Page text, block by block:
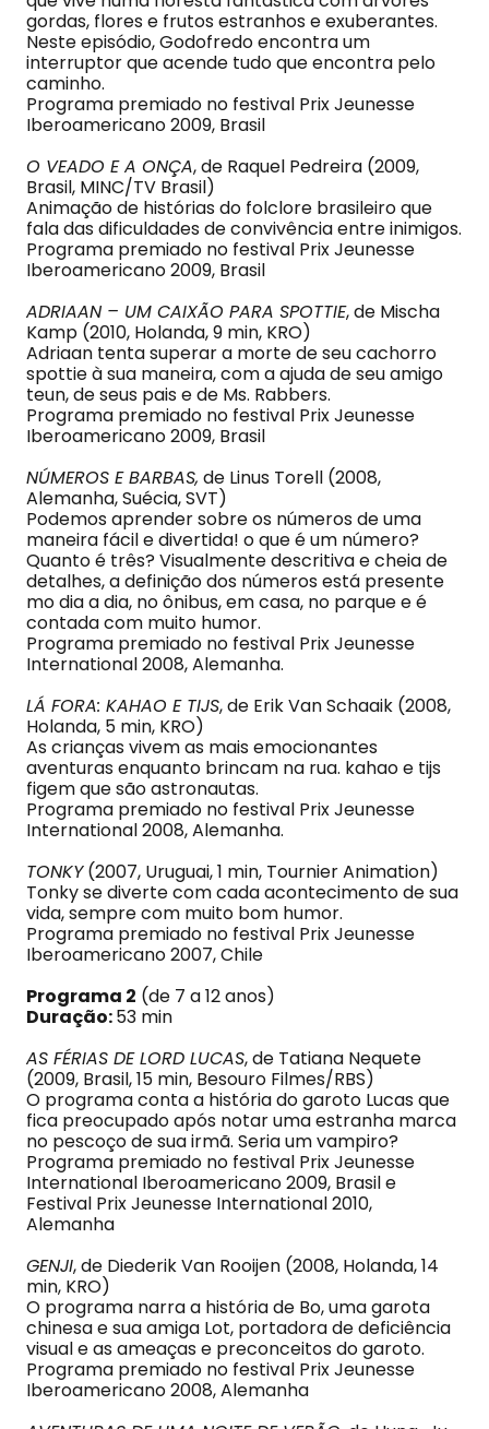
gordas, flores e frutos estranhos e exuberantes.
Neste episódio, Godofredo encontra um
interruptor que acende tudo que encontra pelo
caminho.
Programa premiado no festival Prix Jeunesse
Iberoamericano 2009, Brasil
O VEADO E A ONÇA, de Raquel Pedreira (2009,
Brasil, MINC/TV Brasil)
Animação de histórias do folclore brasileiro que
fala das dificuldades de convivência entre inimigos.
Programa premiado no festival Prix Jeunesse
Iberoamericano 2009, Brasil
ADRIAAN – UM CAIXÃO PARA SPOTTIE, de Mischa
Kamp (2010, Holanda, 9 min, KRO)
Adriaan tenta superar a morte de seu cachorro
spottie à sua maneira, com a ajuda de seu amigo
teun, de seus pais e de Ms. Rabbers.
Programa premiado no festival Prix Jeunesse
Iberoamericano 2009, Brasil
NÚMEROS E BARBAS, de Linus Torell (2008,
Alemanha, Suécia, SVT)
Podemos aprender sobre os números de uma
maneira fácil e divertida! o que é um número?
Quanto é três? Visualmente descritiva e cheia de
detalhes, a definição dos números está presente
mo dia a dia, no ônibus, em casa, no parque e é
contada com muito humor.
Programa premiado no festival Prix Jeunesse
International 2008, Alemanha.
LÁ FORA: KAHAO E TIJS, de Erik Van Schaaik (2008,
Holanda, 5 min, KRO)
As crianças vivem as mais emocionantes
aventuras enquanto brincam na rua. kahao e tijs
figem que são astronautas.
Programa premiado no festival Prix Jeunesse
International 2008, Alemanha.
TONKY(2007, Uruguai, 1 min, Tournier Animation)
Tonky se diverte com cada acontecimento de sua
vida, sempre com muito bom humor.
Programa premiado no festival Prix Jeunesse
Iberoamericano 2007, Chile
Programa 2 (de 7 a 12 anos)
Duração:53 min
AS FÉRIAS DE LORD LUCAS, de Tatiana Nequete
(2009, Brasil, 15 min, Besouro Filmes/RBS)
O programa conta a história do garoto Lucas que
fica preocupado após notar uma estranha marca
no pescoço de sua irmã. Seria um vampiro?
Programa premiado no festival Prix Jeunesse
International Iberoamericano 2009, Brasil e
Festival Prix Jeunesse International 2010,
Alemanha
GENJI, de Diederik Van Rooijen (2008, Holanda, 14
min, KRO)
O programa narra a história de Bo, uma garota
chinesa e sua amiga Lot, portadora de deficiência
visual e as ameaças e preconceitos do garoto.
Programa premiado no festival Prix Jeunesse
Iberoamericano 2008, Alemanha